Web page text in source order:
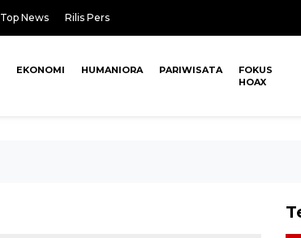
Top News Rilis Pers
EKONOMI HUMANIORA PARIWISATA
FOKUS
HOAX